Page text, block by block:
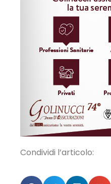
Condividi l’articolo: